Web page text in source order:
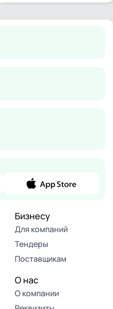
Бизнесу
Для компаний
Тендеры
Поставщикам
О нас
О компании